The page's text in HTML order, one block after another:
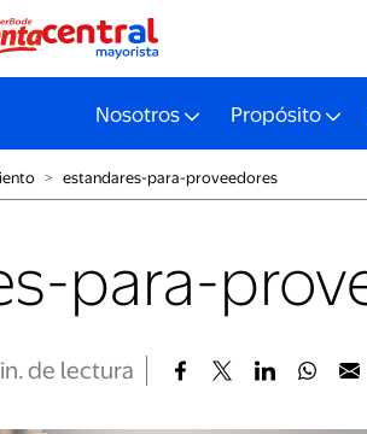
Nosotros Propósito
˃ estandares-para-proveedores
para-
. de lectura